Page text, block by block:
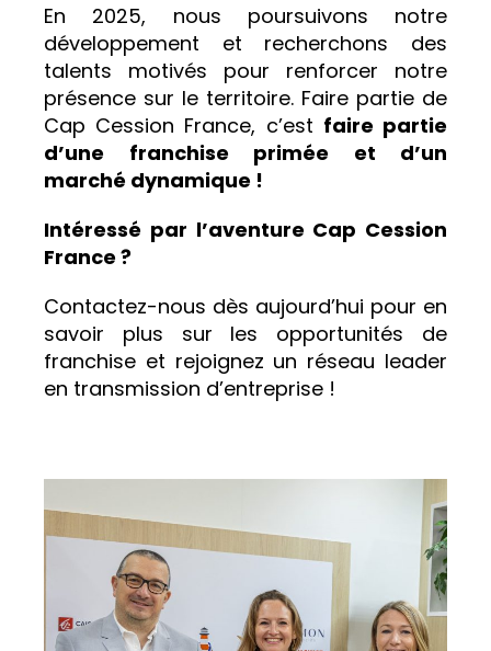
En 2025, nous poursuivons notre
développement et recherchons des
talents motivés pour renforcer notre
présence sur le territoire. Faire partie de
Cap Cession France, c’est faire partie
d’une franchise primée et d’un
marché dynamique !
Intéressé par l’aventure Cap Cession
France ?
Contactez-nous dès aujourd’hui pour en
savoir plus sur les opportunités de
franchise et rejoignez un réseau leader
en transmission d’entreprise !